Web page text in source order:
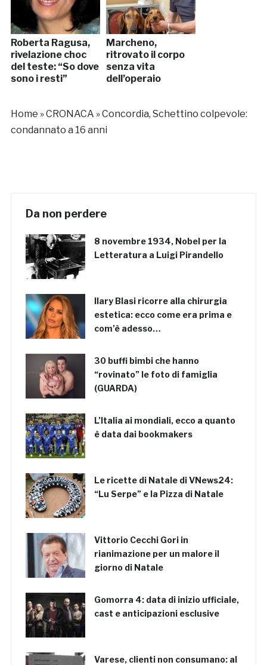
Roberta Ragusa,
rivelazione choc
del teste: “So dove
sono i resti”
Marcheno,
ritrovato il corpo
senza vita
dell’operaio
Home »CRONACA »Concordia, Schettino colpevole:
condannato a 16 anni
Da non perdere
8 novembre 1934, Nobel per la
Letteratura a Luigi Pirandello
Ilary Blasi ricorre alla chirurgia
estetica: ecco come era prima e
com’è adesso…
30 buffi bimbi che hanno
“rovinato” le foto di famiglia
(GUARDA)
L’Italia ai mondiali, ecco a quanto
è data dai bookmakers
Le ricette di Natale di VNews24:
“Lu Serpe” e la Pizza di Natale
Vittorio Cecchi Gori in
rianimazione per un malore il
giorno di Natale
Gomorra 4: data di inizio ufficiale,
cast e anticipazioni esclusive
Varese, clienti non consumano: al